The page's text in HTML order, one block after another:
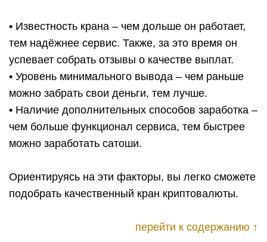
• Известность крана – чем дольше он работает,
тем надёжнее сервис. Также, за это время он
успевает собрать отзывы о качестве выплат.
• Уровень минимального вывода – чем раньше
можно забрать свои деньги, тем лучше.
• Наличие дополнительных способов заработка –
чем больше функционал сервиса, тем быстрее
можно заработать сатоши.
Ориентируясь на эти факторы, вы легко сможете
подобрать качественный кран криптовалюты.
перейти к содержанию ↑